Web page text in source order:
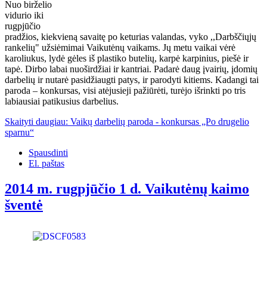
Nuo birželio
vidurio iki
rugpjūčio
pradžios, kiekvieną savaitę po keturias valandas, vyko ,,Darbščiųjų
rankelių" užsiėmimai Vaikutėnų vaikams. Jų metu vaikai vėrė
karoliukus, lydė gėles iš plastiko butelių, karpė karpinius, piešė ir
tapė. Dirbo labai nuoširdžiai ir kantriai. Padarė daug įvairių, įdomių
darbelių ir nutarė pasidžiaugti patys, ir parodyti kitiems. Kadangi tai
paroda – konkursas, visi atėjusieji pažiūrėti, turėjo išrinkti po tris
labiausiai patikusius darbelius.
Skaityti daugiau: Vaikų darbelių paroda - konkursas „Po drugelio
sparnu“
Spausdinti
El. paštas
2014 m. rugpjūčio 1 d. Vaikutėnų kaimo
šventė